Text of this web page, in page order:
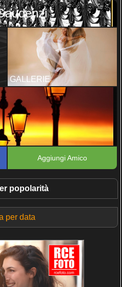
GALLERIE
Aggiungi Amico
popolarità
per data